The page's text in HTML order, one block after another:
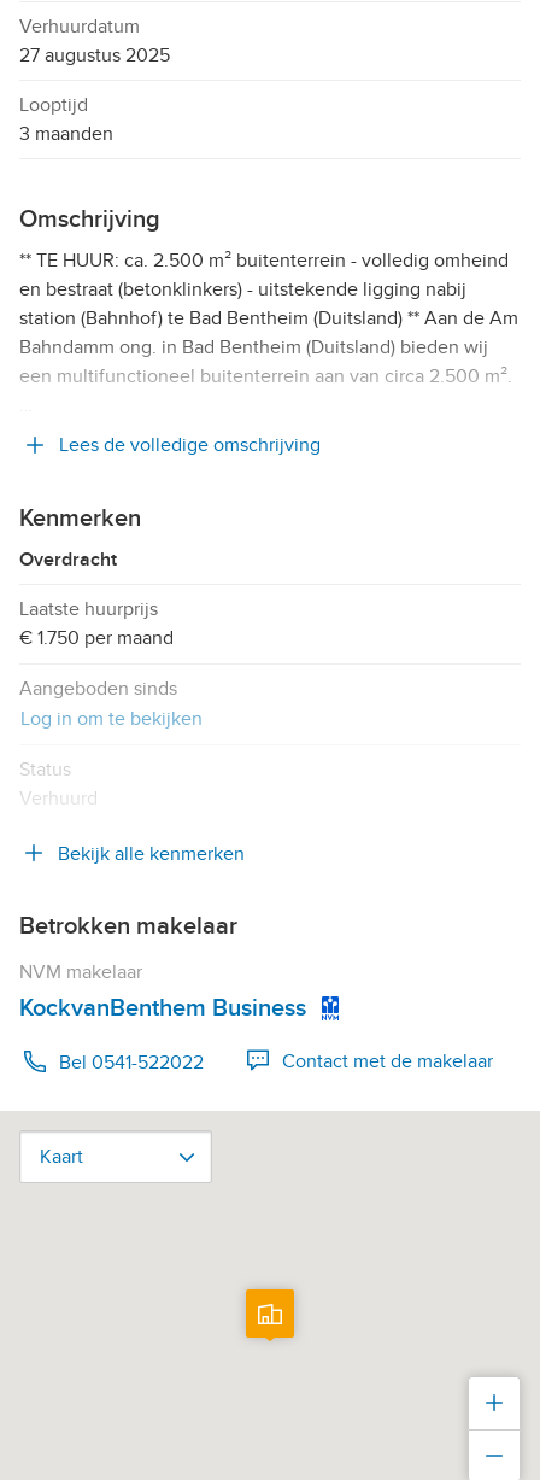
Verhuurdatum
27 augustus 2025
Looptijd
3 maanden
Omschrijving
** TE HUUR: ca. 2.500 m² buitenterrein - volledig omheind
en bestraat (betonklinkers) - uitstekende ligging nabij
station (Bahnhof) te Bad Bentheim (Duitsland) ** Aan de Am
Bahndamm ong. in Bad Bentheim (Duitsland) bieden wij
een multifunctioneel buitenterrein aan van circa 2.500 m².
Lees de volledige omschrijving
Kenmerken
Overdracht
Laatste huurprijs
€ 1.750 per maand
Aangeboden sinds
Log in om te bekijken
Status
Verhuurd
Bekijk alle kenmerken
Betrokken makelaar
NVM makelaar
KockvanBenthem Business
Bel 0541-522022 Contact met de makelaar
Kaart
Kaart